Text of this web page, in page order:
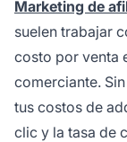
Marketing de
suelen trabajar
costo por venta
comerciante.
tus costos de
clic y la tasa de